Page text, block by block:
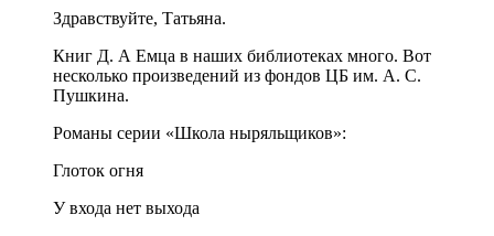
Здравствуйте, Татьяна.
Книг Д. А Емца в наших библиотеках много. Вот
несколько произведений из фондов ЦБ им. А. С.
Пушкина.
Романы серии «Школа ныряльщиков»:
Глоток огня
У входа нет выхода